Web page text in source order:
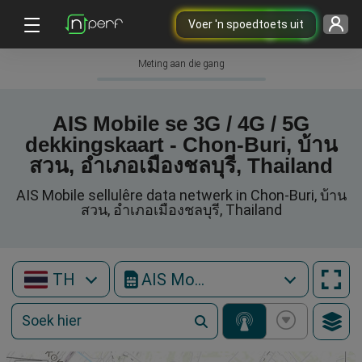
Voer 'n spoedtoets uit
Meting aan die gang
AIS Mobile se 3G / 4G / 5G
dekkingskaart - Chon-Buri, บ้าน
สวน, อำเภอเมืองชลบุรี, Thailand
AIS Mobile sellulêre data netwerk in Chon-Buri, บ้าน
สวน, อำเภอเมืองชลบุรี, Thailand
TH AIS Mobile